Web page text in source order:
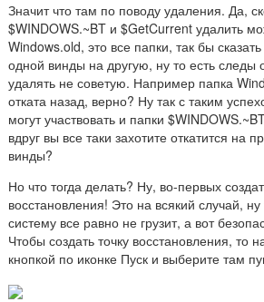
Значит что там по поводу удаления. Да,
$WINDOWS.~BT и $GetCurrent удалить
Windows.old, это все папки, так бы
одной винды на другую, ну то есть следы
удалять не советую. Например папка
отката назад, верно? Ну так с таким
могут участвовать и папки
вдруг вы все таки захотите откатится на
винды?
Но что тогда делать? Ну, во-первых
восстановления! Это на всякий случай,
систему все равно не грузит, а вот
Чтобы создать точку восстановления, то
кнопкой по иконке Пуск и выберите там